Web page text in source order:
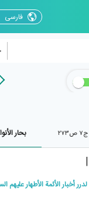
فارسی
ج۷ ص۲۷۳ بحار
|
أخبار الأئمة الأطهار علیهم السلام ,